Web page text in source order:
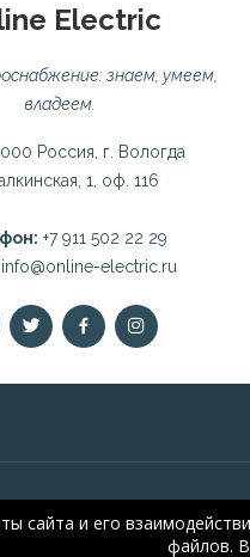
Electric
знаем, умеем,
владеем.
Россия, г. Вологда
1, оф. 116
+7 911 502 22 29
info@online-electric.ru
сайта и его
файлов.